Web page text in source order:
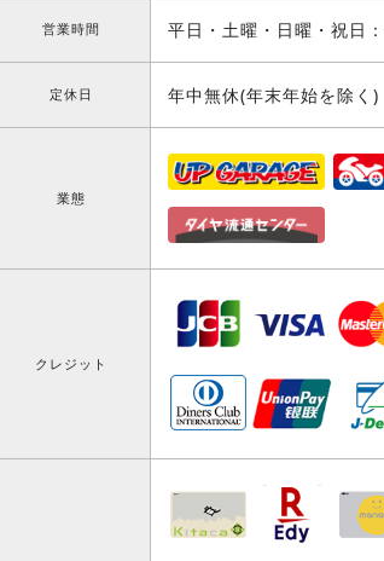
営業時間 平日・土曜・日曜・祝日
定休日 年中無休(年末年始を除く)
業態
クレジット